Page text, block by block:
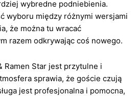
wybredne podniebienia.
wyboru między różnymi wersjami
że można tu wracać
razem odkrywając coś nowego.
Ramen Star jest przytulne i
sprawia, że goście czują
jest profesjonalna i pomocna,